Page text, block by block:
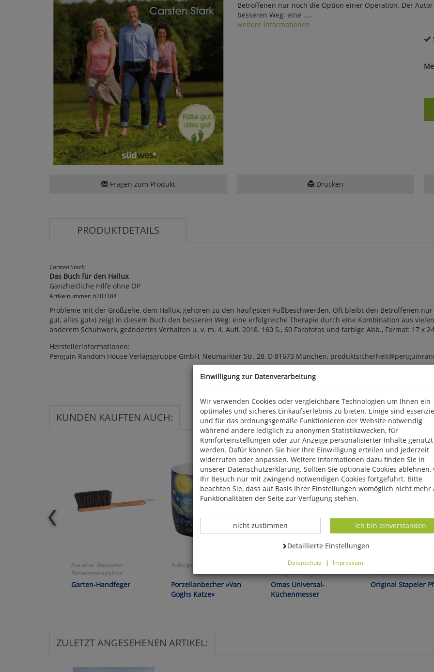
Betroffenen nur noch die Option einer Operation. Der
besseren Weg: eine .....
weitere Informationen
Fragen zum Produkt Drucken
PRODUKTDETAILS
Carsten Stark:
Das Buch für den Hallux
Ganzheitliche Hilfe ohne OP
Artikelnummer: 6203184
Probleme mit der Großzehe, dem Hallux, gehören zu den häufigsten Fußbeschwerden. Oft bleibt den Betroffenen
gut, alles gut«) zeigt in diesem Buch den besseren Weg: eine erfolgreiche Therapie durch eine Kombination aus
anderem Schuhwerk, geändertes Verhalten u. v. m. 4. Aufl. 2018. 160 S., 60 Farbfotos und farbige Abb., Format: 17 x
Herstellerinformationen:
Penguin Random House Verlagsgruppe GmbH, Neumarkter Str. 28, D 81673 München,
KUNDEN KAUFTEN AUCH:
Aus einer deutschen
Bürstenmanufaktur!
Garten-Handfeger
Außergewöhnliches Design!
Porzellanbecher »Van
Goghs Katze«
Altbewährte Qualität -
unvergleichlich gut!
Omas Universal-
Küchenmesser
Honigmanufaktur!
Original Stapeler
ZULETZT ANGESEHENEN ARTIKEL:
Einwilligung zur Datenverarbeitung
Wir verwenden Cookies oder vergleichbare Technologien um Ihnen ein
optimales und sicheres Einkaufserlebnis zu bieten. Einige sind
und für das ordnungsgemäße Funktionieren der Website notwendig
während andere lediglich zu anonymen Statistikzwecken, für
Komforteinstellungen oder zur Anzeige personalisierter Inhalte genutzt
werden. Dafür können Sie hier Ihre Einwilligung erteilen und jederzeit
widerrufen oder anpassen. Weitere Informationen dazu finden Sie in
unserer Datenschutzerklärung. Sollten Sie optionale Cookies ablehnen,
Ihr Besuch nur mit zwingend notwendigen Cookies fortgeführt. Bitte
beachten Sie, dass auf Basis Ihrer Einstellungen womöglich nicht mehr
Funktionalitäten der Seite zur Verfügung stehen.
Datenverarbeitung -
Ich bin einverstanden
Datenverarbeitung -
nicht zustimmen
Datenverarbeitung -
Detaillierte Einstellungen
Datenschutz | Impressum
Cookies ablehnen, wird Ihr Besuch nur mit zwingend notwendigen
fortgeführt. Bitte beachten Sie, dass auf Basis Ihrer Einstellungen